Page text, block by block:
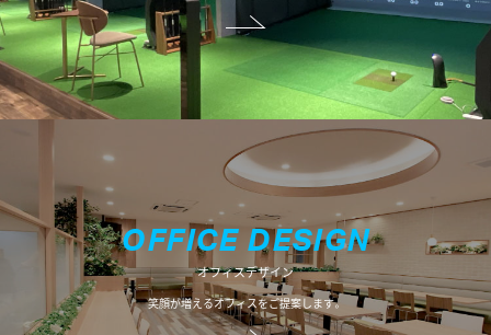
OFFICE DESIGN
オフィスデザイン
笑顔が増えるオフィスをご提案します。